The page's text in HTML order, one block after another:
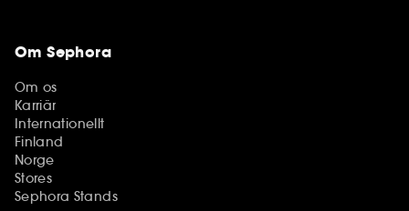
Om Sephora
Om os
Karriär
Internationellt
Finland
Norge
Stores
Sephora Stands